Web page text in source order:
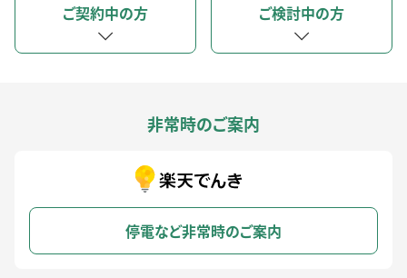
ご契約中の方 ご検討中の方
非常時のご案内
停電など非常時のご案内